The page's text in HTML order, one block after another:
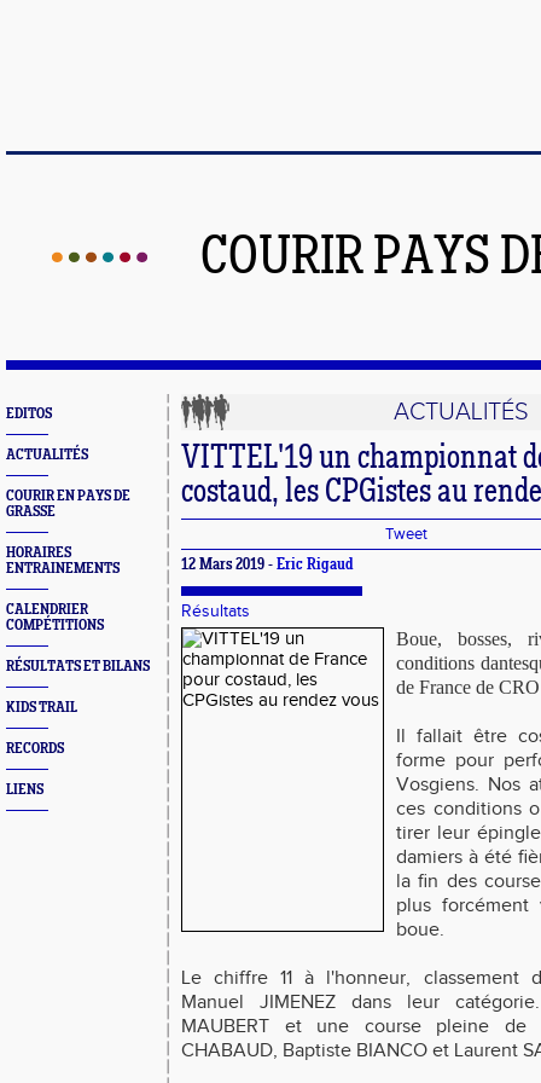
COURIR PAYS
EDITOS
ACTUALITÉS
COURIR EN PAYS DE
GRASSE
HORAIRES
ENTRAINEMENTS
CALENDRIER
COMPÉTITIONS
RÉSULTATS ET BILANS
KIDS TRAIL
RECORDS
LIENS
ACTUALITÉS
VITTEL'19 un championnat
costaud, les CPGistes au
Tweet
12 Mars 2019 - Eric Rigaud
Résultats
Boue, bosses,
conditions
de France de
Il fallait être
forme pour
Vosgiens. Nos
ces conditions
tirer leur
damiers à été
la fin des
plus
boue.
Le chiffre 11 à l'honneur, classement
Manuel JIMENEZ dans leur
MAUBERT et une course pleine de
CHABAUD, Baptiste BIANCO et Laurent